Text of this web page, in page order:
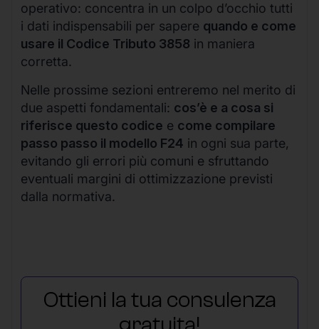
operativo: concentra in un colpo d’occhio tutti
i dati indispensabili per sapere quando e come
usare il Codice Tributo 3858 in maniera
corretta.
Nelle prossime sezioni entreremo nel merito di
due aspetti fondamentali: cos’è e a cosa si
riferisce questo codice e come compilare
passo passo il modello F24 in ogni sua parte,
evitando gli errori più comuni e sfruttando
eventuali margini di ottimizzazione previsti
dalla normativa.
Ottieni la tua consulenza